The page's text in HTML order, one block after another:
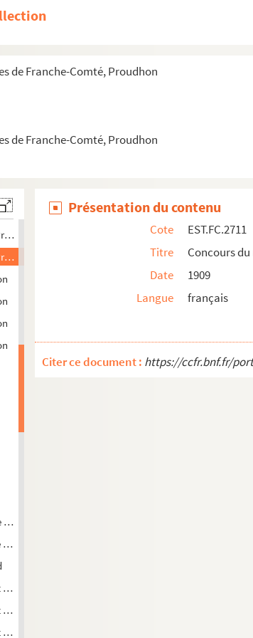
de Franche-Comté, Proudhon
de Franche-Comté, Proudhon
Fonds Proudhon
Fonds Proudhon
Fonds Proudhon
Présentation du contenu
Cote
EST.FC.2711
Titre
Concours
Date
1909
Langue
français
Citer ce document : https://ccfr.bnf.fr/